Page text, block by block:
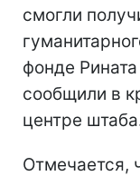
смогли
фонде
сообщили в
центре
Отмечается,